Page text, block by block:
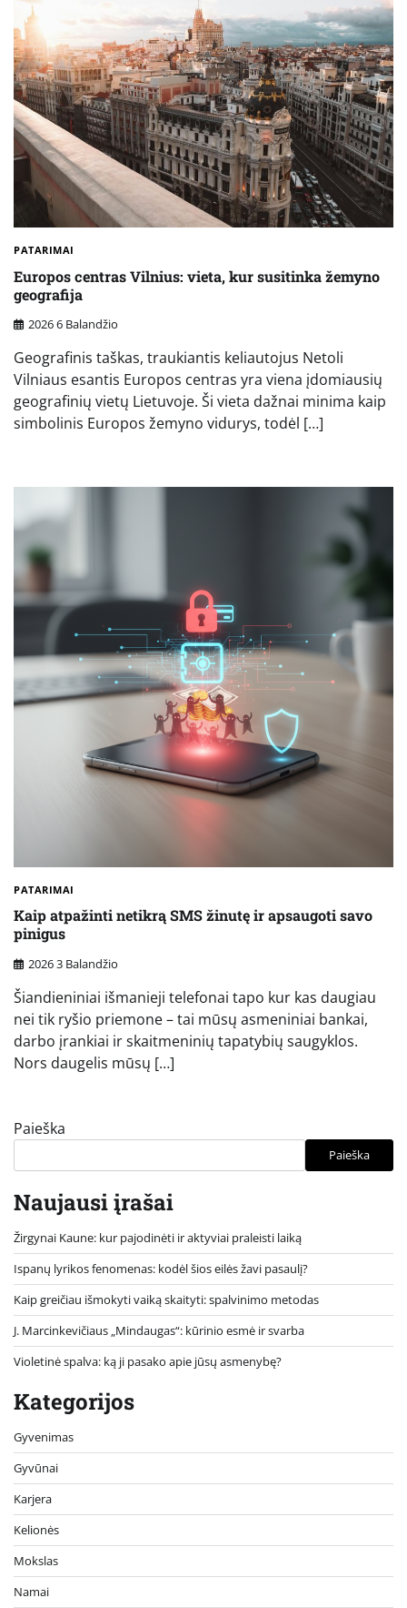
PATARIMAI
Europos centras Vilnius: vieta, kur susitinka žemyno
geografija
2026 6 Balandžio
Geografinis taškas, traukiantis keliautojus Netoli
Vilniaus esantis Europos centras yra viena įdomiausių
geografinių vietų Lietuvoje. Ši vieta dažnai minima kaip
simbolinis Europos žemyno vidurys, todėl […]
PATARIMAI
Kaip atpažinti netikrą SMS žinutę ir apsaugoti savo
pinigus
2026 3 Balandžio
Šiandieniniai išmanieji telefonai tapo kur kas daugiau
nei tik ryšio priemone – tai mūsų asmeniniai bankai,
darbo įrankiai ir skaitmeninių tapatybių saugyklos.
Nors daugelis mūsų […]
Paieška
Paieška
Naujausi įrašai
Žirgynai Kaune: kur pajodinėti ir aktyviai praleisti laiką
Ispanų lyrikos fenomenas: kodėl šios eilės žavi pasaulį?
Kaip greičiau išmokyti vaiką skaityti: spalvinimo metodas
J. Marcinkevičiaus „Mindaugas“: kūrinio esmė ir svarba
Violetinė spalva: ką ji pasako apie jūsų asmenybę?
Kategorijos
Gyvenimas
Gyvūnai
Karjera
Kelionės
Mokslas
Namai